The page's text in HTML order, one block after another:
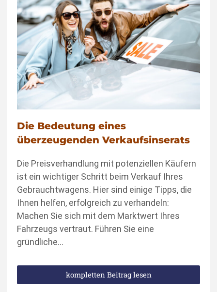
Die Bedeutung eines
überzeugenden Verkaufsinserats
Die Preisverhandlung mit potenziellen Käufern
ist ein wichtiger Schritt beim Verkauf Ihres
Gebrauchtwagens. Hier sind einige Tipps, die
Ihnen helfen, erfolgreich zu verhandeln:
Machen Sie sich mit dem Marktwert Ihres
Fahrzeugs vertraut. Führen Sie eine
gründliche…
kompletten Beitrag lesen